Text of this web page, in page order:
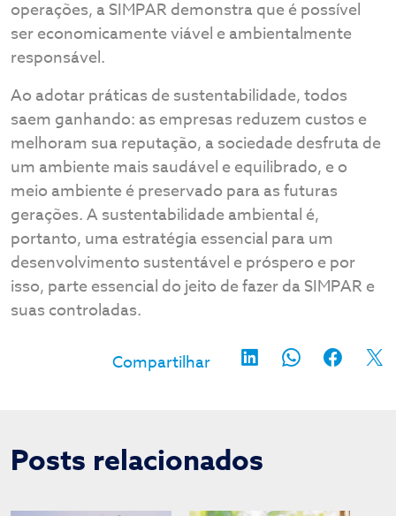
operações, a SIMPAR demonstra que é possível
ser economicamente viável e ambientalmente
responsável.
Ao adotar práticas de sustentabilidade, todos
saem ganhando: as empresas reduzem custos e
melhoram sua reputação, a sociedade desfruta de
um ambiente mais saudável e equilibrado, e o
meio ambiente é preservado para as futuras
gerações. A sustentabilidade ambiental é,
portanto, uma estratégia essencial para um
desenvolvimento sustentável e próspero e por
isso, parte essencial do jeito de fazer da SIMPAR e
suas controladas.
Posts relacionados